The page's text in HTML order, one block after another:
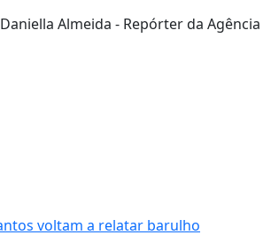
Daniella Almeida - Repórter da Agência